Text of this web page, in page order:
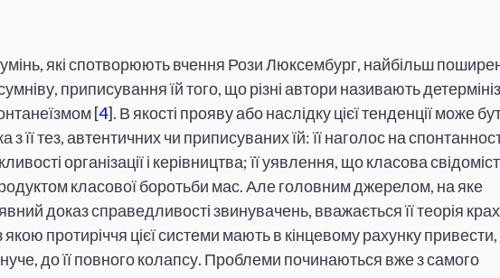
які спотворюють вчення Рози Люксембург, найбільш
приписування їй того, що різні автори називають
[4]. В якості прояву або наслідку цієї тенденції може
з її тез, автентичних чи приписуваних їй: її наголос на
організації і керівництва; її уявлення, що класова
класової боротьби мас. Але головним джерелом, на яке
доказ справедливості звинувачень, вважається її теорія
якою протиріччя цієї системи мають в кінцевому рахунку привести,
до її повного колапсу. Проблеми починаються вже з самого